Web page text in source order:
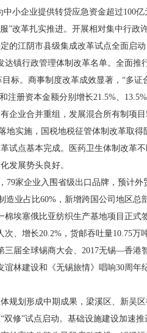
小企业提供转贷应急资金超过100
”改革扎实推进。开展相对集中行政
的江阴市县级集成改革试点全面启
镇行政管理体制改革名单。全面推
标。商事制度改革成效显著，“多证
册资本金额分别增长21.5%、
企业合并重组，发展混合所有制项
地实施，国税地税征管体制改革取
试点基本完成。医药卫生体制改革
发展势头良好。
家企业入围省级出口品牌，预计外
业占比60%，新增跨国公司地区总
埃塞俄比亚纺织生产基地项目正式
、增长20.2%，货邮吞吐量10.75万
三届全球锡商大会、2017无锡—香港
林建设和《无锡旅情》唱响30周年
规划形成中期成果，梁溪区、新吴
修”试点启动。基础设施建设加速